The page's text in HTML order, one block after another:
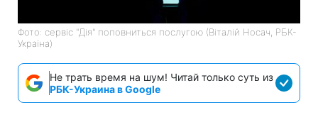
Фото: сервіс "Дія" поповниться послугою (Віталій Носач, РБК-
Україна)
Не трать время на шум! Читай только суть из
РБК-Украина в Google